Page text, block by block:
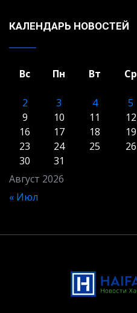
КАЛЕНДАРЬ НОВОСТЕЙ
Август 2026
Вс Пн Вт Ср
2
3 4 5
9
10 11 12
16
17 18 19
23
24 25 26
30
31
« Июл